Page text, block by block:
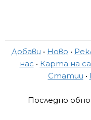
Добави • Ново •
нас • Карта на
Статии •
Последно